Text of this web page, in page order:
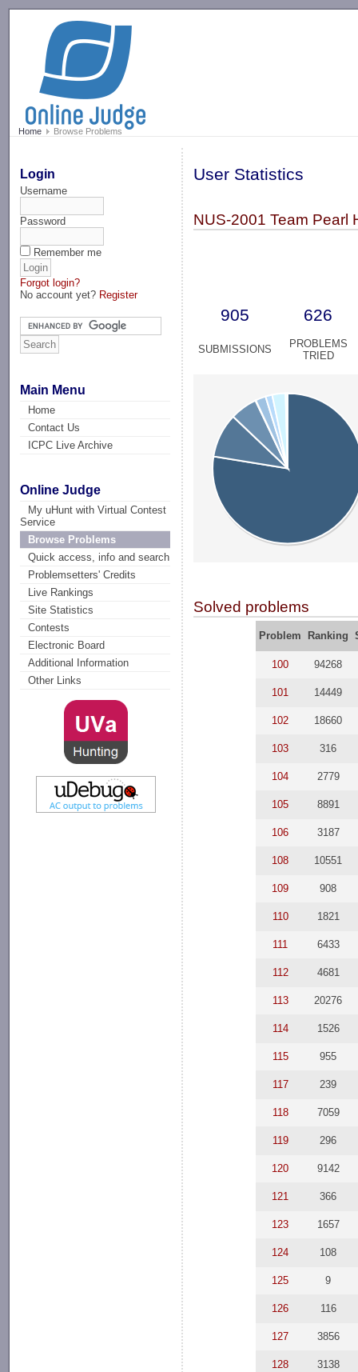
Home Browse Problems
Login
Username
Password
Remember me
Forgot login?
No account yet? Register
Main Menu
Home
Contact Us
ICPC Live Archive
Online Judge
My uHunt with Virtual Contest
Service
Browse Problems
Quick access, info and search
Problemsetters' Credits
Live Rankings
Site Statistics
Contests
Electronic Board
Additional Information
Other Links
User Statistics
NUS-2001 Team Pearl
905 626
SUBMISSIONS
PROBLEMS
TRIED
Solved problems
Problem Ranking
100 94268
101 14449
102 18660
103 316
104 2779
105 8891
106 3187
108 10551
109 908
110 1821
111 6433
112 4681
113 20276
114 1526
115 955
117 239
118 7059
119 296
120 9142
121 366
123 1657
124 108
125 9
126 116
127 3856
128 3138